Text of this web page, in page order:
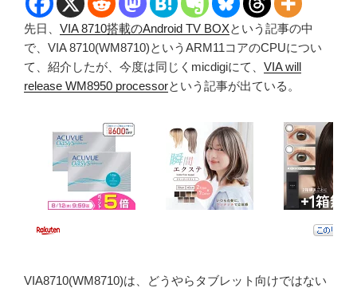
先日、 VIA 8710搭載のAndroid TV BOXという記事の中
で、VIA 8710(WM8710)というARM11コアのCPUについ
て、紹介したが、今度は同じくmicdigiにて、 VIA will
release WM8950 processorという記事が出ている。
VIA8710(WM8710)は、どうやらタブレット向けではない